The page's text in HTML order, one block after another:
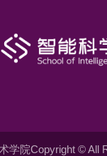
学院Copyright © All